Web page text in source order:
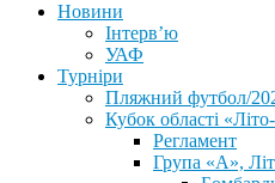
Новини
Інтерв’ю
УАФ
Турніри
Пляжний футбол/
Кубок області
Регламент
Група «А»,